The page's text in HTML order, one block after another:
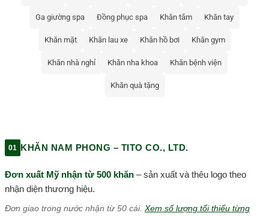
Ga giường spa Đồng phục spa Khăn tắm Khăn tay
Khăn mặt Khăn lau xe Khăn hồ bơi Khăn gym
Khăn nhà nghỉ Khăn nha khoa Khăn bệnh viện
Khăn quà tặng
01 KHĂN NAM PHONG – TITO CO., LTD.
Đơn xuất Mỹ nhận từ 500 khăn – sản xuất và thêu logo theo
nhận diện thương hiệu.
Đơn giao trong nước nhận từ 50 cái. Xem số lượng tối thiểu từng